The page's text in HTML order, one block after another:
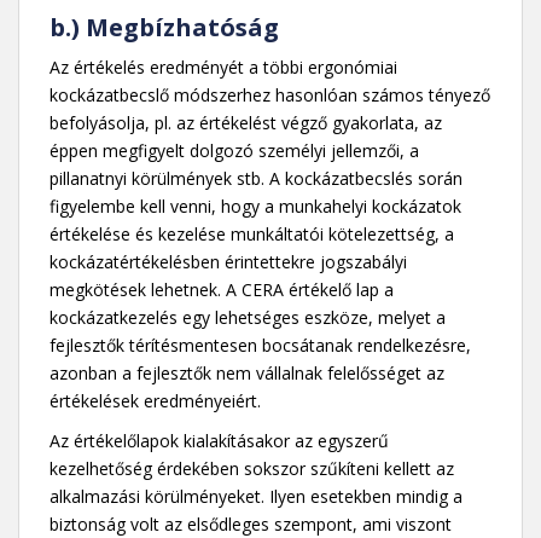
b.) Megbízhatóság
Az értékelés eredményét a többi ergonómiai
kockázatbecslő módszerhez hasonlóan számos tényező
befolyásolja, pl. az értékelést végző gyakorlata, az
éppen megfigyelt dolgozó személyi jellemzői, a
pillanatnyi körülmények stb. A kockázatbecslés során
figyelembe kell venni, hogy a munkahelyi kockázatok
értékelése és kezelése munkáltatói kötelezettség, a
kockázatértékelésben érintettekre jogszabályi
megkötések lehetnek. A CERA értékelő lap a
kockázatkezelés egy lehetséges eszköze, melyet a
fejlesztők térítésmentesen bocsátanak rendelkezésre,
azonban a fejlesztők nem vállalnak felelősséget az
értékelések eredményeiért.
Az értékelőlapok kialakításakor az egyszerű
kezelhetőség érdekében sokszor szűkíteni kellett az
alkalmazási körülményeket. Ilyen esetekben mindig a
biztonság volt az elsődleges szempont, ami viszont